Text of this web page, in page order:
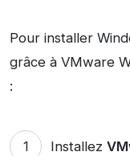
Pour installer
grâce à VMware
:
Installez